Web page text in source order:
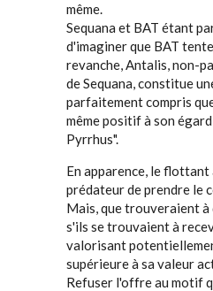
même.
Sequana et BAT étant
d'imaginer que BAT
revanche, Antalis, non-
de Sequana, constitue
parfaitement compris
même positif à son
Pyrrhus".
En apparence, le flottant
prédateur de prendre le
Mais, que trouveraient à
s'ils se trouvaient à
valorisant
supérieure à sa valeur
Refuser l'offre au motif